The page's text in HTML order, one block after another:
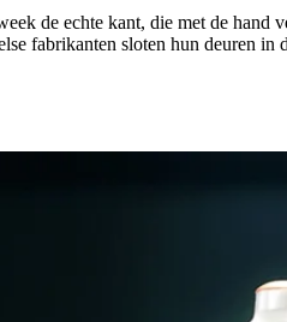
de echte kant, die met de hand
fabrikanten sloten hun deuren in